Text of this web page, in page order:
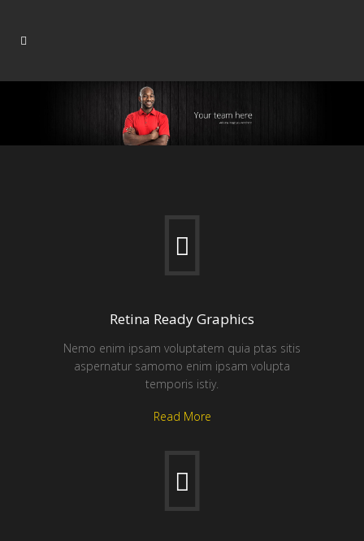
Retina Ready Graphics
Nemo enim ipsam voluptatem quia ptas sitis
aspernatur samomo enim ipsam volupta
temporis istiy.
Read More